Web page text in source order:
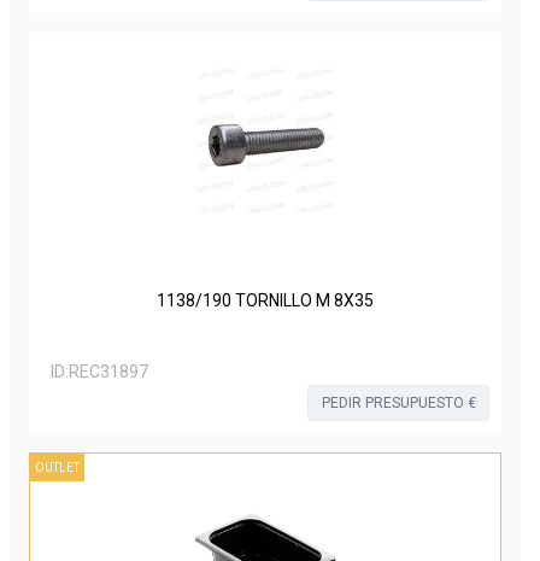
1138/190 TORNILLO M 8X35
ID:REC31897
PEDIR PRESUPUESTO €
OUTLET